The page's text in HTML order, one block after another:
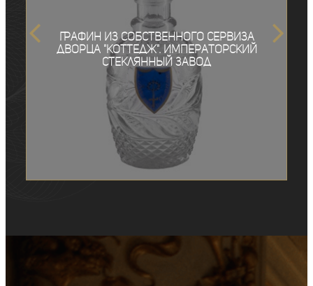
Графин из собственного сервиза
дворца "Коттедж". Императорский
стеклянный завод